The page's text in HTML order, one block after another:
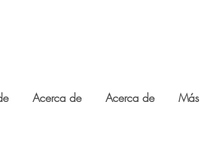
Acerca de Acerca de Más